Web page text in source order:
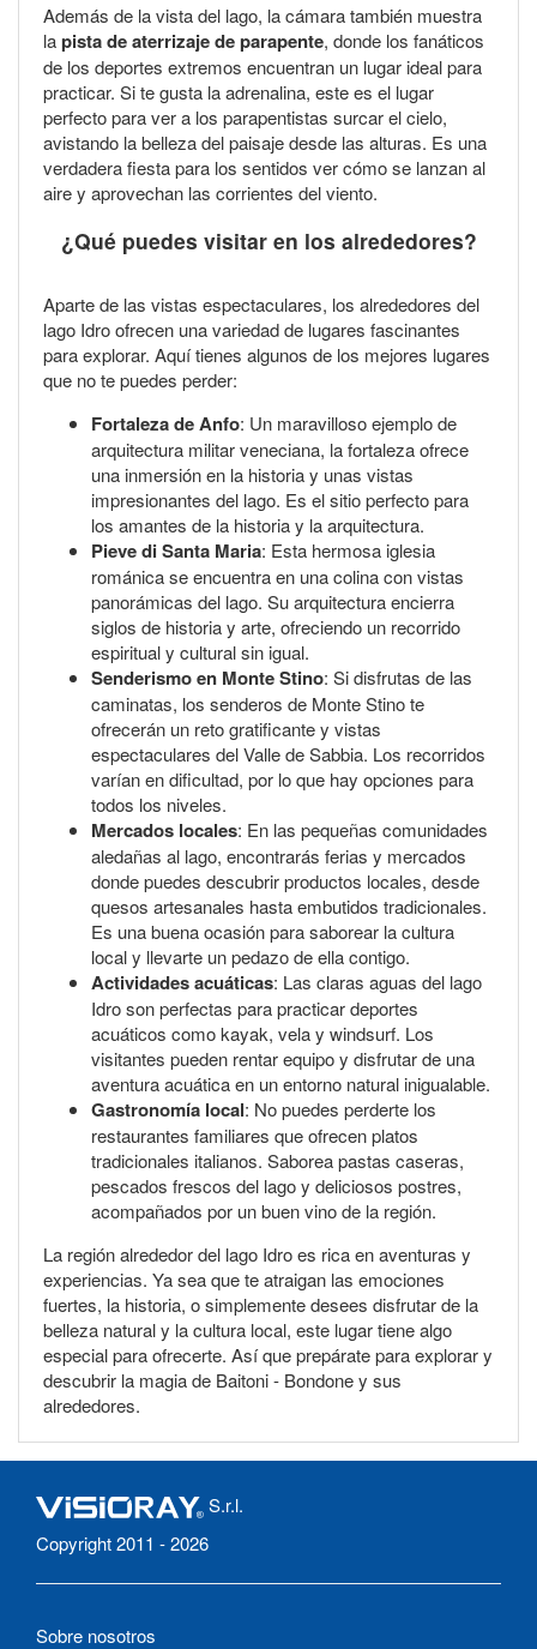
Además de la vista del lago, la cámara también muestra
lapista de aterrizaje de parapente, donde los fanáticos
de los deportes extremos encuentran un lugar ideal para
practicar. Si te gusta la adrenalina, este es el lugar
perfecto para ver a los parapentistas surcar el cielo,
avistando la belleza del paisaje desde las alturas. Es una
verdadera fiesta para los sentidos ver cómo se lanzan al
aire y aprovechan las corrientes del viento.
¿Qué puedes visitar en los alrededores?
Aparte de las vistas espectaculares, los alrededores del
lago Idro ofrecen una variedad de lugares fascinantes
para explorar. Aquí tienes algunos de los mejores lugares
que no te puedes perder:
Fortaleza de Anfo: Un maravilloso ejemplo de
arquitectura militar veneciana, la fortaleza ofrece
una inmersión en la historia y unas vistas
impresionantes del lago. Es el sitio perfecto para
los amantes de la historia y la arquitectura.
Pieve di Santa Maria: Esta hermosa iglesia
románica se encuentra en una colina con vistas
panorámicas del lago. Su arquitectura encierra
siglos de historia y arte, ofreciendo un recorrido
espiritual y cultural sin igual.
Senderismo en Monte Stino: Si disfrutas de las
caminatas, los senderos de Monte Stino te
ofrecerán un reto gratificante y vistas
espectaculares del Valle de Sabbia. Los recorridos
varían en dificultad, por lo que hay opciones para
todos los niveles.
Mercados locales: En las pequeñas comunidades
aledañas al lago, encontrarás ferias y mercados
donde puedes descubrir productos locales, desde
quesos artesanales hasta embutidos tradicionales.
Es una buena ocasión para saborear la cultura
local y llevarte un pedazo de ella contigo.
Actividades acuáticas: Las claras aguas del lago
Idro son perfectas para practicar deportes
acuáticos como kayak, vela y windsurf. Los
visitantes pueden rentar equipo y disfrutar de una
aventura acuática en un entorno natural inigualable.
Gastronomía local: No puedes perderte los
restaurantes familiares que ofrecen platos
tradicionales italianos. Saborea pastas caseras,
pescados frescos del lago y deliciosos postres,
acompañados por un buen vino de la región.
La región alrededor del lago Idro es rica en aventuras y
experiencias. Ya sea que te atraigan las emociones
fuertes, la historia, o simplemente desees disfrutar de la
belleza natural y la cultura local, este lugar tiene algo
especial para ofrecerte. Así que prepárate para explorar y
descubrir la magia de Baitoni - Bondone y sus
alrededores.
S.r.l.
Copyright 2011 - 2026
Sobre nosotros